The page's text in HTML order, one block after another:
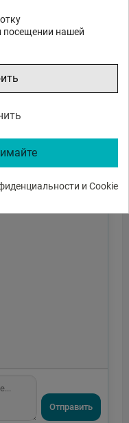
посещении нашей
и Cookie
Отправить